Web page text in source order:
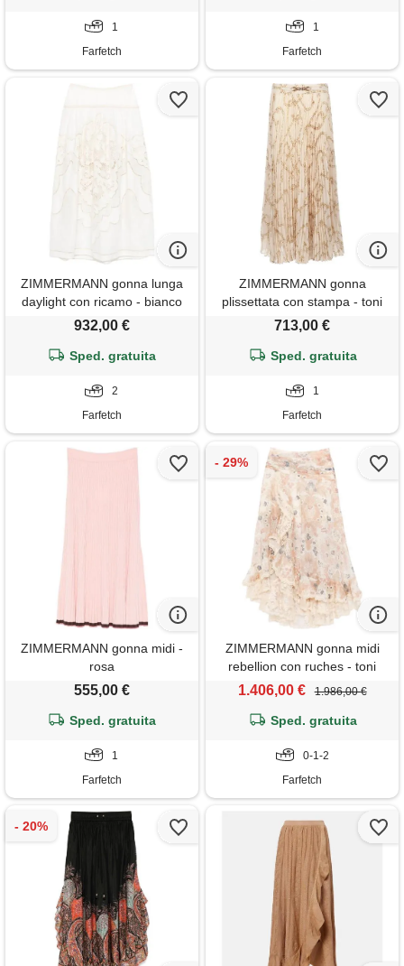
1
Farfetch
1
Farfetch
ZIMMERMANN gonna lunga
daylight con ricamo - bianco
932,00 €
Sped. gratuita
2
Farfetch
ZIMMERMANN gonna
plissettata con stampa - toni
neutri
713,00 €
Sped. gratuita
1
Farfetch
ZIMMERMANN gonna midi -
rosa
555,00 €
Sped. gratuita
1
Farfetch
ZIMMERMANN gonna midi
rebellion con ruches - toni
neutri
1.406,00 € 1.986,00 €
Sped. gratuita
0-1-2
Farfetch